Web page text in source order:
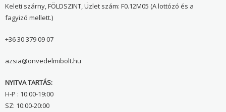
Keleti szárny, FÖLDSZINT, Üzlet szám: F0.12M05 (A lottózó és a
fagyizó mellett.)
+36 30 379 09 07
azsia@onvedelmibolt.hu
NYITVA TARTÁS:
H-P : 10:00-19:00
SZ: 10:00-20:00